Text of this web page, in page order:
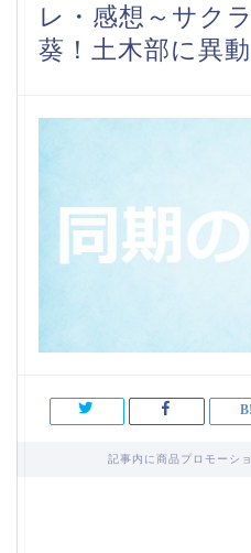
レ・感想～サク
葵！土木部に異
記事内に商品プロモーシ